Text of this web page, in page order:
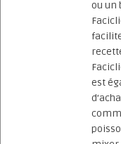
ou un
est